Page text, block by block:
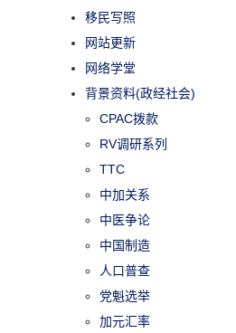
移民写照
网站更新
网络学堂
背景资料(政经社会)
CPAC拨款
RV调研系列
TTC
中加关系
中医争论
中国制造
人口普查
党魁选举
加元汇率